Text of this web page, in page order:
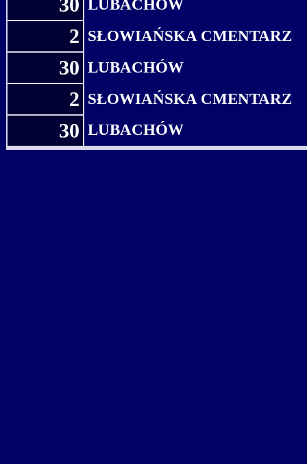
LUBACHÓW
2 SŁOWIAŃSKA CMENTARZ
30 LUBACHÓW
2 SŁOWIAŃSKA CMENTARZ
30 LUBACHÓW